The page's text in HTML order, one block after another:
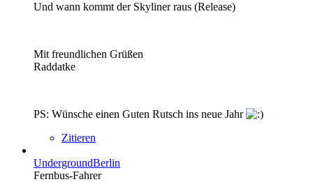
Und wann kommt der Skyliner raus (Release)
Mit freundlichen Grüßen
Raddatke
PS: Wünsche einen Guten Rutsch ins neue Jahr
Zitieren
UndergroundBerlin
Fernbus-Fahrer